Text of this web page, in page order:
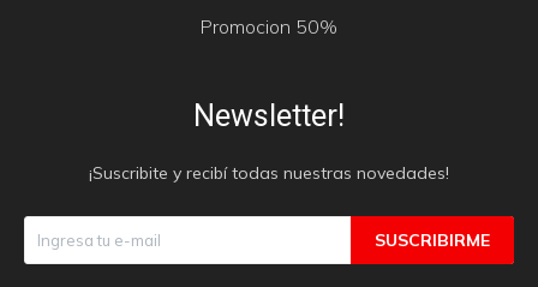
Promocion 50%
Newsletter!
¡Suscribite y recibí todas nuestras novedades!
SUSCRIBIRME